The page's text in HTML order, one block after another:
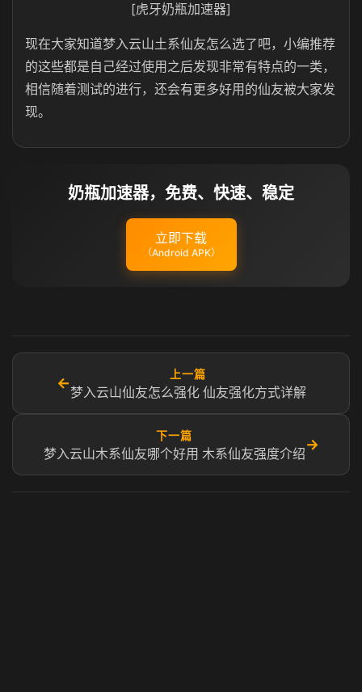
[虎牙奶瓶加速器]
现在大家知道梦入云山土系仙友怎么选了吧，小编推荐
的这些都是自己经过使用之后发现非常有特点的一类，
相信随着测试的进行，还会有更多好用的仙友被大家发
现。
奶瓶加速器，免费、快速、稳定
立即下载
（Android APK）
←
上一篇
梦入云山仙友怎么强化 仙友强化方式详解
下一篇
梦入云山木系仙友哪个好用 木系仙友强度介绍
→